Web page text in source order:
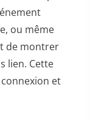
ou même
de montrer
lien. Cette
et